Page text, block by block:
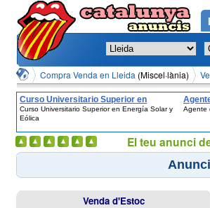
Compra Venda en Lleida (Miscel·lània)
Curso Universitario Superior en
Energía Solar y Eólica
Curso Universitario Superior en Energía Solar y
Eólica
Agente
Venda d'Estoc
El teu anunci